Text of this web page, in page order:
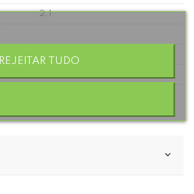
2.1
REJEITAR TUDO